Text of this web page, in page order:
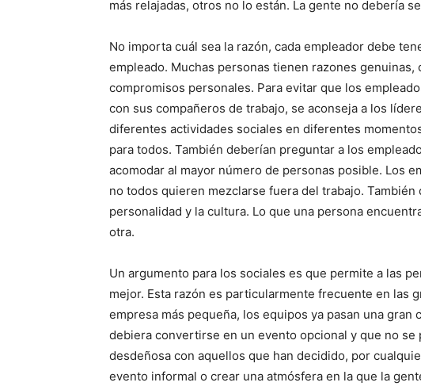
más relajadas, otros no lo están. La gente no debería
No importa cuál sea la razón, cada empleador debe
empleado. Muchas personas tienen razones
compromisos personales. Para evitar que los
con sus compañeros de trabajo, se aconseja a los
diferentes actividades sociales en diferentes
para todos. También deberían preguntar a los
acomodar al mayor número de personas posible. Los
no todos quieren mezclarse fuera del trabajo.
personalidad y la cultura. Lo que una persona
otra.
Un argumento para los sociales es que permite a las
mejor. Esta razón es particularmente frecuente en las
empresa más pequeña, los equipos ya pasan una
debiera convertirse en un evento opcional y que no
desdeñosa con aquellos que han decidido, por
evento informal o crear una atmósfera en la que la